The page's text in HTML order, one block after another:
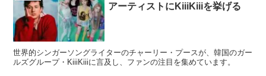
アーティストにKiiiKiiiを挙げる
世界的シンガーソングライターのチャーリー・プースが、韓国のガー
ルズグループ・KiiiKiiiに言及し、ファンの注目を集めています。